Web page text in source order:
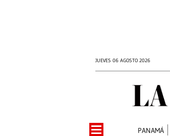
JUEVES 06 AGOSTO 2026
PANAMÁ